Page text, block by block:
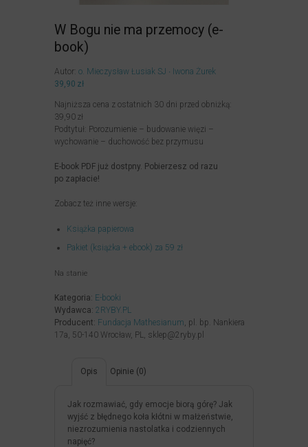
W Bogu nie ma przemocy (e-
book)
Autor: o. Mieczysław Łusiak SJ
Iwona Żurek
39,90 zł
Najniższa cena z ostatnich 30 dni przed obniżką:
39,90 zł
Podtytuł: Porozumienie – budowanie więzi –
wychowanie – duchowość bez przymusu
E-book PDF już dostpny. Pobierzesz od razu
po zapłacie!
Zobacz też inne wersje:
Książka papierowa
Pakiet (książka + ebook) za 59 zł
Na stanie
Kategoria: E-booki
Wydawca: 2RYBY.PL
Producent: Fundacja Mathesianum , pl. bp. Nankiera
17a, 50-140 Wrocław, PL, sklep@2ryby.pl
Opis Opinie (0)
Jak rozmawiać, gdy emocje biorą górę? Jak
wyjść z błędnego koła kłótni w małżeństwie,
niezrozumienia nastolatka i codziennych
napięć?